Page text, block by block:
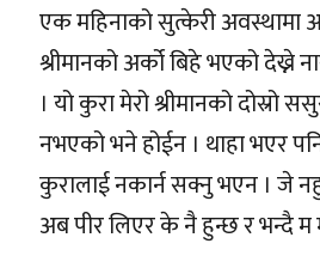
एक महिनाको सुत्केरी
श्रीमानको अर्को बिहे भएको देख्ने
। यो कुरा मेरो श्रीमानको दोस्रो
नभएको भने होईन । थाहा भएर
कुरालाई नकार्न सक्नु भएन । जे
अब पीर लिएर के नै हुन्छ र भन्दै म